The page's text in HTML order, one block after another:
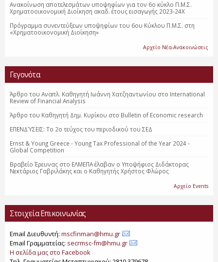
Ανακοίνωση αποτελεσμάτων υποψηφίων για τον 6ο κύκλο Π.Μ.Σ.
Χρηματοοικονομική Διοίκηση ακαδ. έτους εισαγωγής 2023-24Χ
Πρόγραμμα συνεντεύξεων υποψηφίων του 6ου Κύκλου Π.Μ.Σ. στη
«Χρηματοοικονομική Διοίκηση»
Αρχείο Νέα-Ανακοινώσεις
Γεγονότα
Άρθρο του Αναπλ. Καθηγητή Ιωάννη Χατζηαντωνίου στο International
Review of Financial Analysis
Άρθρο του Καθηγητή Δημ. Κυρίκου στο Bulletin of Economic research
ΕΠΕΝΔΎΣΕΙΣ: Το 2o τεύχος του περιοδικού του ΣΕΔ
Ernst & Young Greece - Young Tax Professional of the Year 2024 -
Global Competition
Βραβείο Έρευνας στο ΕΛΜΕΠΑ έλαβαν ο Υποψήφιος Διδάκτορας
Νεκτάριος Γαβριλάκης και ο Καθηγητής Χρήστος Φλώρος
Αρχείο Events
Στοιχεία Επικοινωνίας
Email Διευθυντή: mscfinman@hmu.gr
Email Γραμματείας: secrmsc-fm@hmu.gr
Η σελίδα μας στο Facebook